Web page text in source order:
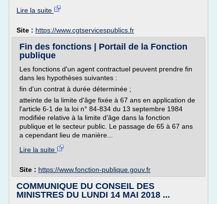
Lire la suite
Site : https://www.cgtservicespublics.fr
Fin des fonctions | Portail de la Fonction
publique
Les fonctions d'un agent contractuel peuvent prendre fin
dans les hypothèses suivantes :
fin d'un contrat à durée déterminée ;
atteinte de la limite d'âge fixée à 67 ans en application de
l'article 6-1 de la loi n° 84-834 du 13 septembre 1984
modifiée relative à la limite d'âge dans la fonction
publique et le secteur public. Le passage de 65 à 67 ans
a cependant lieu de manière...
Lire la suite
Site : https://www.fonction-publique.gouv.fr
COMMUNIQUE DU CONSEIL DES
MINISTRES DU LUNDI 14 MAI 2018 ...